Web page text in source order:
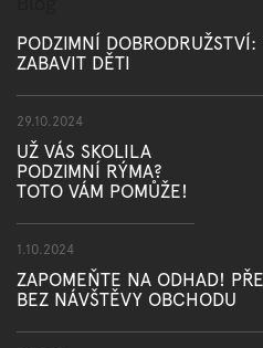
PODZIMNÍ
ZABAVIT DĚTI
29.10.2024
UŽ VÁS SKOLILA
PODZIMNÍ RÝMA?
TOTO VÁM POMŮŽE!
1.10.2024
ZAPOMEŇTE NA ODHAD!
BEZ NÁVŠTĚVY OBCHODU